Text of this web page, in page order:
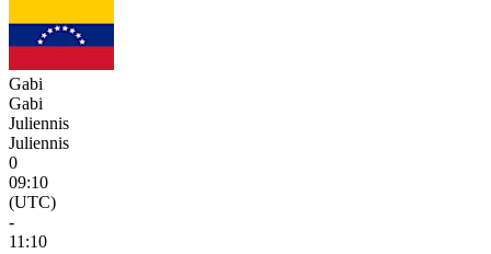
Gabi
Gabi
Juliennis
Juliennis
0
09:10
(UTC)
-
11:10